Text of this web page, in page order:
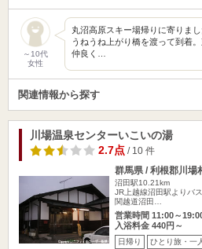
～10代
女性
丸沼高原スキー場帰りに寄りま
うねうね上がり橋を渡って到着
仲良く…
関連情報から探す
川場温泉センターいこいの湯
2.7点/ 10 件
群馬県 / 利根郡川場
沼田駅10.21km
JR上越線沼田駅よりバ
関越道沼田…
営業時間 11:00～
入浴料金 440円～
日帰り ひとり旅・一